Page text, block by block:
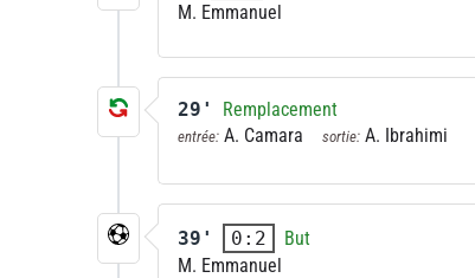
M. Emmanuel
29' Remplacement
entrée: A. Camara sortie: A. Ibrahimi
39' 0:2
But
M. Emmanuel